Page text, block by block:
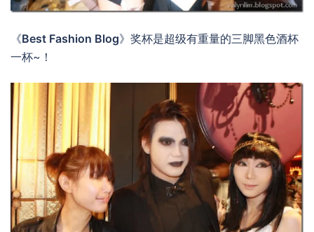
《Best Fashion Blog》奖杯是超级有重量的三脚黑色酒杯
一杯~！